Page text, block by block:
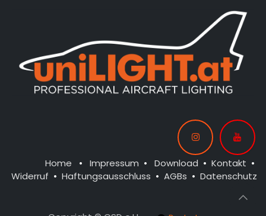
Home • Impressum • Download • Kontakt •
Widerruf • Haftungsausschluss • AGBs • Datenschutz